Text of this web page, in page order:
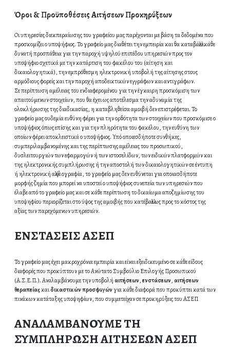
Όροι & Προϋποθέσεις Αιτήσεων Προκηρύξεων
Οι υπηρεσίες διεκπεραίωσης του γραφείου μας παρέχονται με βάση τα δεδομένα που
προσκομίζει ο υποψήφιος. Το γραφείο μας διαθέτει την εμπειρία και θα καταβάλλει κάθε
δυνατή προσπάθεια για την παροχή υψηλού επιπέδου υπηρεσιών προς τον
υποψήφιο σχετικά με την κατάρτιση του φακέλου του (αίτηση και
δικαιολογητικά), την εμπρόθεσμη ηλεκτρονική υποβολή της αίτησης στους
αρμόδιους φορείς και την παροχή αποδεικτικών εγγράφων και αντιγράφων.
Σε περίπτωση αμέλειας του ενδιαφερομένου για την έγκαιρη προσκόμιση των
απαιτούμενων στοιχείων, που θα έχει ως αποτέλεσμα την αδυναμία της
ολοκλήρωσης της διαδικασίας, η καταβληθείσα αμοιβή δεν επιστρέφεται. Το
γραφείο μας ουδεμία ευθύνη φέρει για την ορθότητα των στοιχείων που προσκόμισε ο
υποψήφιος όπως επίσης και για την πληρότητα του φακέλου, την ευθύνη των
οποίων φέρει αποκλειστικά ο υποψήφιος. Υπό οποιεσδήποτε συνθήκες,
συμπεριλαμβανομένης και της περίπτωσης αμέλειας του προσωπικού,
δυσλειτουργιών των εφαρμογών ή των ιστοσελίδων, των ειδικών πλατφορμών και
της ηλεκτρονικής συμπλήρωσης ή την αποστολή των δικαιολογητικών σε έντυπη
ή ηλεκτρονική αλληλογραφία, το γραφείο μας δεν ευθύνεται για οποιασδήποτε
μορφής ζημία που μπορεί να υποστεί ο υποψήφιος συνεπεία των υπηρεσιών που
έλαβε από το γραφείο μας και σε κάθε περίπτωση το δικαίωμα αποζημίωσης του
υποψηφίου περιορίζεται στο ύψος της αμοιβής που κατέβαλλε ως προς το κόστος της
αξίας των παρεχόμενων υπηρεσιών.
ΕΝΣΤΑΣΕΙΣ ΑΣΕΠ
Το γραφείο μας έχει μακροχρόνια εμπειρία και είναι εξειδικευμένο σε κάθε είδους
διαφορές που προκύπτουν με το Ανώτατο Συμβούλιο Επιλογής Προσωπικού
(Α.Σ.Ε.Π.). Αναλαμβάνουμε την υποβολήαιτήσεων,ενστάσεων,αιτήσεων
θεραπείαςκαιδικαστικών προσφυγώνγια κάθε διαφορά που προκύπτει κατά των
πινάκων κατάταξης υποψηφίων, που συμμετείχαν σε προκηρύξεις του ΑΣΕΠ
ΑΝΑΛΑΜΒΑΝΟΥΜΕ ΤΗ
ΣΥΜΠΛΗΡΩΣΗ ΑΙΤΗΣΕΩΝ ΑΣΕΠ